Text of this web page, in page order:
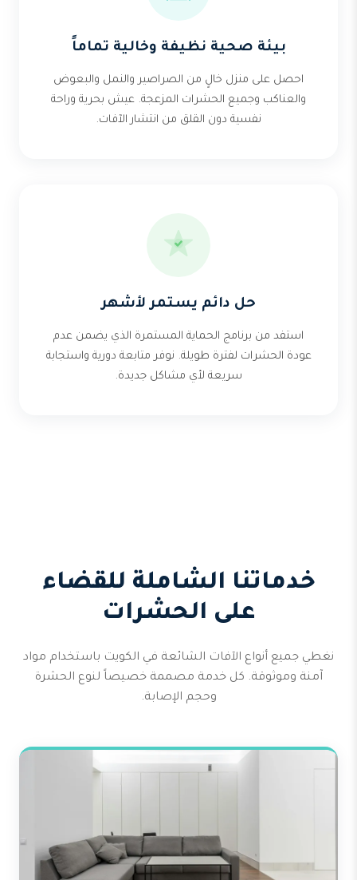
بيئة صحية نظيفة وخالية تماماً
احصل على منزل خالٍ من الصراصير والنمل والبعوض
والعناكب وجميع الحشرات المزعجة. عيش بحرية وراحة
نفسية دون القلق من انتشار الآفات.
حل دائم يستمر لأشهر
استفد من برنامج الحماية المستمرة الذي يضمن عدم
عودة الحشرات لفترة طويلة. نوفر متابعة دورية واستجابة
سريعة لأي مشاكل جديدة.
خدماتنا الشاملة للقضاء
على الحشرات
نغطي جميع أنواع الآفات الشائعة في الكويت باستخدام مواد
آمنة وموثوقة. كل خدمة مصممة خصيصاً لنوع الحشرة
وحجم الإصابة.